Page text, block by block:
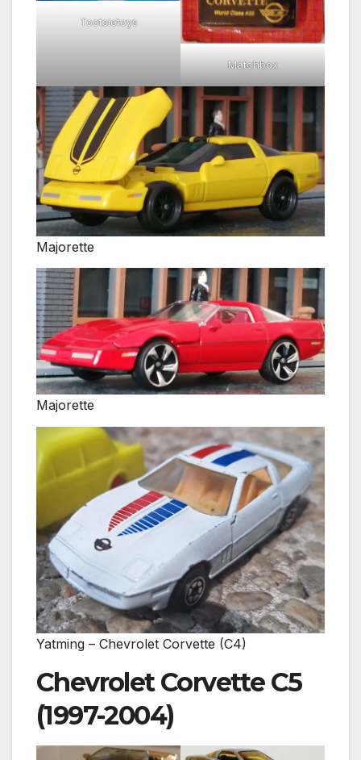
Tootsietoys
Matchbox
Majorette
Majorette
Yatming – Chevrolet Corvette (C4)
Chevrolet Corvette C5
(1997-2004)